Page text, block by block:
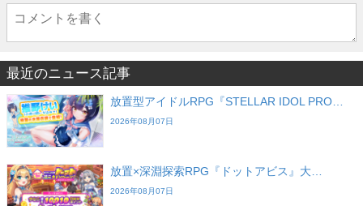
最近のニュース記事
放置型アイドルRPG『STELLAR IDOL PRO…
2026年08月07日
放置×深淵探索RPG『ドットアビス』大…
2026年08月07日